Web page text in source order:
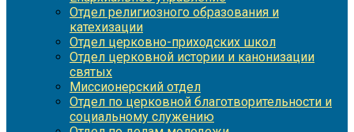
Отдел религиозного образования и
катехизации
Отдел церковно-приходских школ
Отдел церковной истории и канонизации
святых
Миссионерский отдел
Отдел по церковной благотворительности и
социальному служению